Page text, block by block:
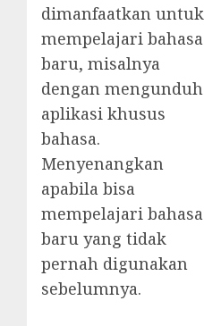
dimanfaatkan untuk
mempelajari bahasa
baru, misalnya
dengan mengunduh
aplikasi khusus
bahasa.
Menyenangkan
apabila bisa
mempelajari bahasa
baru yang tidak
pernah digunakan
sebelumnya.